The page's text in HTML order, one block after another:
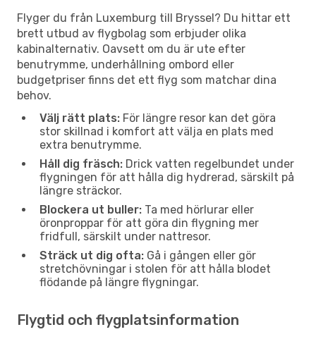
Flyger du från Luxemburg till Bryssel? Du hittar ett
brett utbud av flygbolag som erbjuder olika
kabinalternativ. Oavsett om du är ute efter
benutrymme, underhållning ombord eller
budgetpriser finns det ett flyg som matchar dina
behov.
Välj rätt plats: För längre resor kan det göra
stor skillnad i komfort att välja en plats med
extra benutrymme.
Håll dig fräsch: Drick vatten regelbundet under
flygningen för att hålla dig hydrerad, särskilt på
längre sträckor.
Blockera ut buller: Ta med hörlurar eller
öronproppar för att göra din flygning mer
fridfull, särskilt under nattresor.
Sträck ut dig ofta: Gå i gången eller gör
stretchövningar i stolen för att hålla blodet
flödande på längre flygningar.
Flygtid och flygplatsinformation